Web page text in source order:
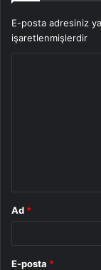
E-posta adresiniz
işaretlenmişlerdir
Ad *
E-posta *